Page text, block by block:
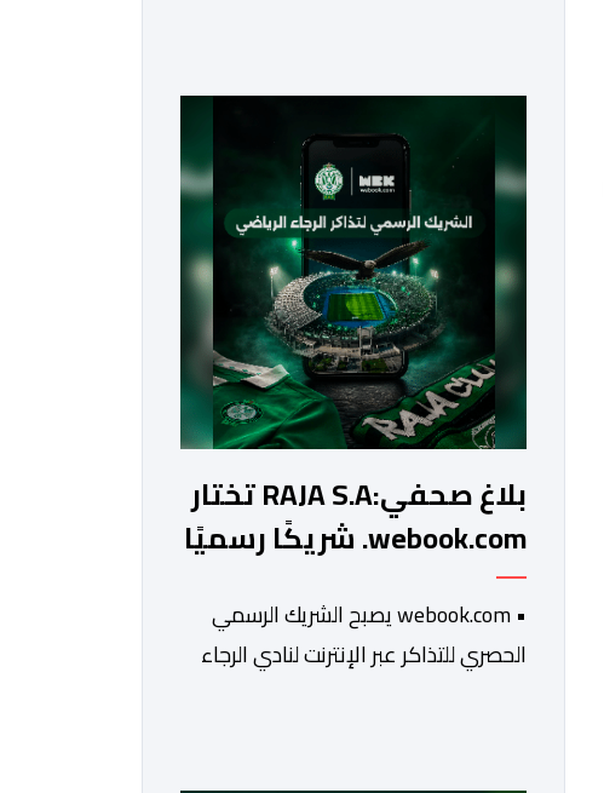
المتهمون المتابعون في هذه القضية،
وعلى رأسهم سعيد الناصري، الرئيس
السابق لنادي الوداد البيضاوي، وعبد النبي
بعيوي، الرئيس السابق لجهة الشرق، […]
بلاغ صحفي:RAJA S.A تختار
webook.com. شريكًا رسميًا
للتذاكر
• webook.com يصبح الشريك الرسمي
الحصري للتذاكر عبر الإنترنت لنادي الرجاء